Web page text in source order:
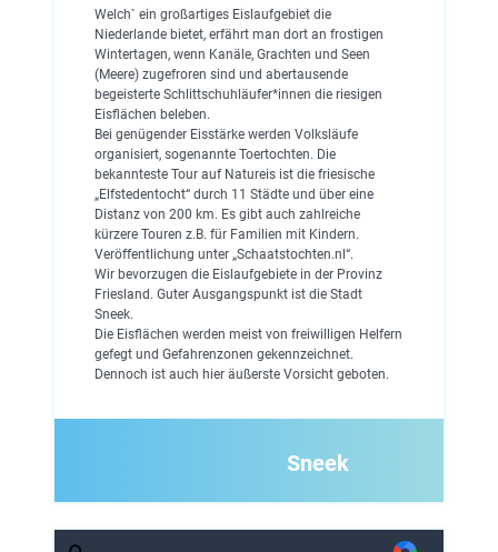
Welch` ein großartiges Eislaufgebiet die
Niederlande bietet, erfährt man dort an frostigen
Wintertagen, wenn Kanäle, Grachten und Seen
(Meere) zugefroren sind und abertausende
begeisterte Schlittschuhläufer*innen die riesigen
Eisflächen beleben.
Bei genügender Eisstärke werden Volksläufe
organisiert, sogenannte Toertochten. Die
bekannteste Tour auf Natureis ist die friesische
„Elfstedentocht“ durch 11 Städte und über eine
Distanz von 200 km. Es gibt auch zahlreiche
kürzere Touren z.B. für Familien mit Kindern.
Veröffentlichung unter „Schaatstochten.nl“.
Wir bevorzugen die Eislaufgebiete in der Provinz
Friesland. Guter Ausgangspunkt ist die Stadt
Sneek.
Die Eisflächen werden meist von freiwilligen Helfern
gefegt und Gefahrenzonen gekennzeichnet.
Dennoch ist auch hier äußerste Vorsicht geboten.
Sneek